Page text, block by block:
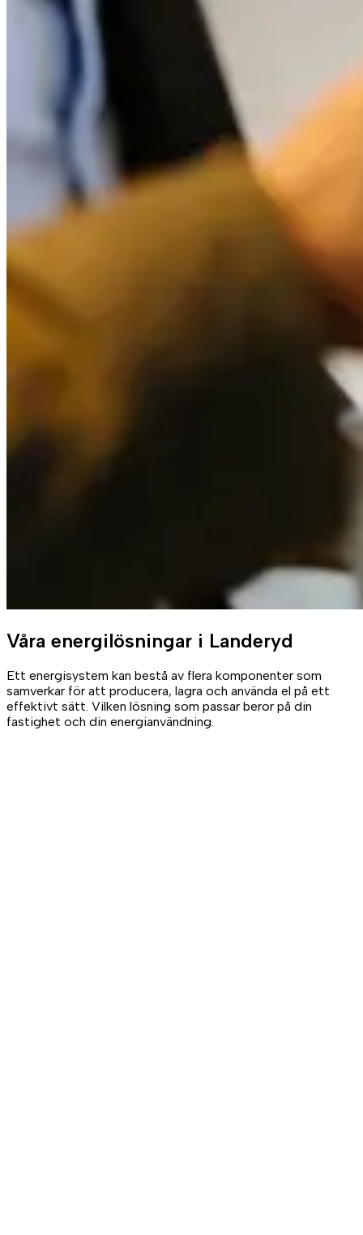
Våra energilösningar i Landeryd
Ett energisystem kan bestå av flera komponenter som
samverkar för att producera, lagra och använda el på ett
effektivt sätt. Vilken lösning som passar beror på din
fastighet och din energianvändning.